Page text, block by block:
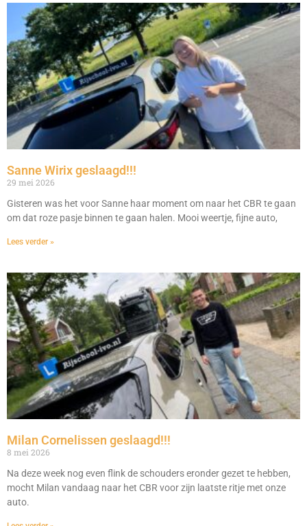
Sanne Wirix geslaagd!!!
29 mei 2026
Gisteren was het voor Sanne haar moment om naar het CBR te gaan
om dat roze pasje binnen te gaan halen. Mooi weertje, fijne auto,
Lees verder »
Milan Cornelissen geslaagd!!!
8 mei 2026
Na deze week nog even flink de schouders eronder gezet te hebben,
mocht Milan vandaag naar het CBR voor zijn laatste ritje met onze
auto.